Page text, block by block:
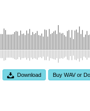
Download Buy WAV or